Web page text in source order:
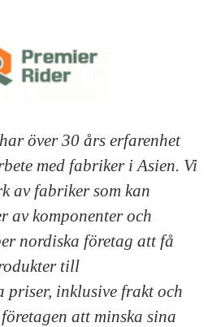
över 30 års erfarenhet
med fabriker i Asien. Vi
av fabriker som kan
av komponenter och
nordiska företag att få
till
priser, inklusive frakt och
att minska sina